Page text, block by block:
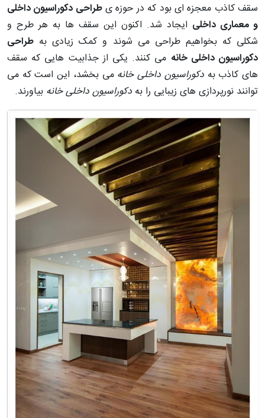
سقف کاذب معجزه ای بود که در حوزه یطراحی دکوراسیون داخلی
و معماری داخلی ایجاد شد. اکنون این سقف ها به هر طرح و
شکلی که بخواهیم طراحی می شوند و کمک زیادی به طراحی
دکوراسیون داخلی خانه می کنند. یکی از جذابیت هایی که سقف
های کاذب بهدکوراسیون داخلی خانه می بخشد، این است که می
توانند نورپردازی های زیبایی را به دکوراسیون داخلی خانه بیاورند.